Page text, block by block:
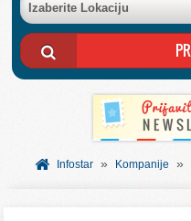
POSLOVNI OGLASI
AKCIJE I KATALOZI
BESPLATNI VAUČERI
SVET INFORMACIJA
Izaberite Lokaciju
Infostar » Kompanije »